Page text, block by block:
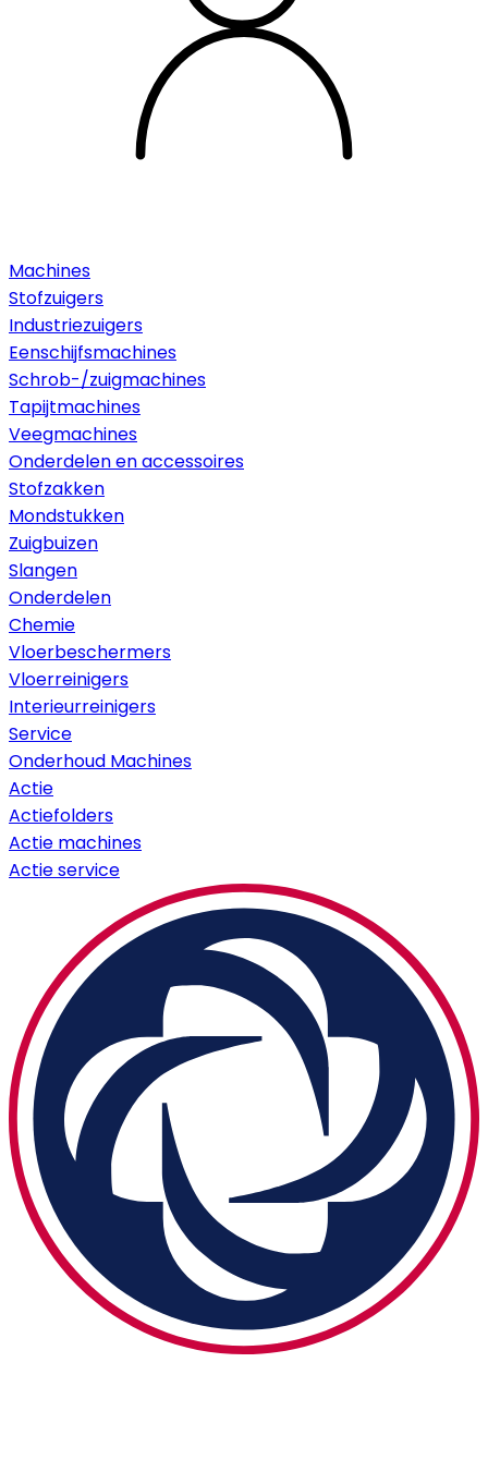
Machines
Stofzuigers
Industriezuigers
Eenschijfsmachines
Schrob-/zuigmachines
Tapijtmachines
Veegmachines
Onderdelen en accessoires
Stofzakken
Mondstukken
Zuigbuizen
Slangen
Onderdelen
Chemie
Vloerbeschermers
Vloerreinigers
Interieurreinigers
Service
Onderhoud Machines
Actie
Actiefolders
Actie machines
Actie service